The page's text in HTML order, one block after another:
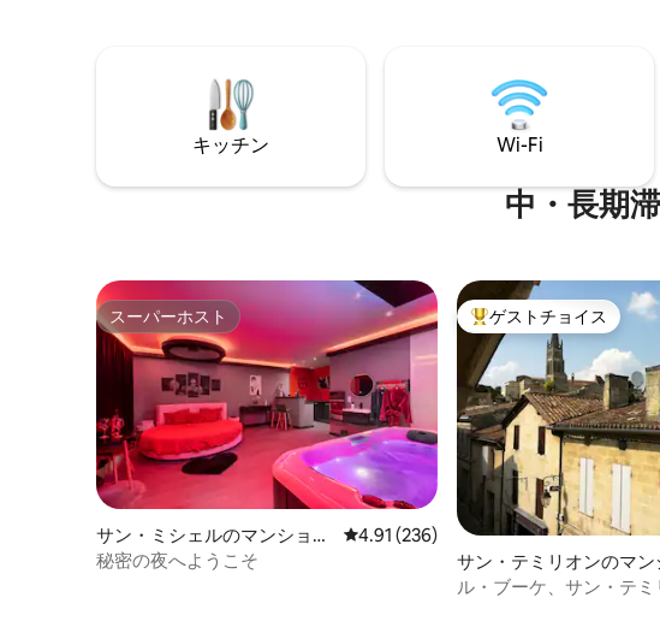
完全にゲストの方のために用意されてい
ませんが、必要に応じて滞在中、私の両
親がお客様をお迎えし、ご案内させてい
ただきます。 この宿泊施設は、アンリ4世
すぐそばには、市内中心部を自由に移動
できる自転車レンタルシステムと無料の
バス停があります。ポー駅まで徒歩10分
以内です。 車でお越しの場合は、建物の
すぐ下に駐車場があります（1日15分間無
料）。ここでは荷物や買い物をのんびり
とお楽しみいただけます。この通りは毎
週日曜日の午前6時から午後2時まで、近
隣の市場のため通行止めになります。こ
の時間帯はこの通りに駐車することはで
きません。アパートから150メートルのと
ころには、1300台分の広い駐車場があり
ます。月曜日から土曜日の午前8時30分か
駐車場：5分（1.50ユーロ/半日
ネン、タオル、バスロー
紅茶、シャワージェル、
の他の消耗品など、す
キッチン Wi-Fi
中・長期
スーパーホスト
スーパーホスト
サン・ミシェルのマンショ
ン・アパート
レビュー236件、5つ星中4.91つ星の平
4.91 (236)
秘密の夜へようこそ
大好評のゲストチョイス
ゲストチョイス
サン・テミリオンのマン
ン・アパート
ル・ブーケ、サン・テ